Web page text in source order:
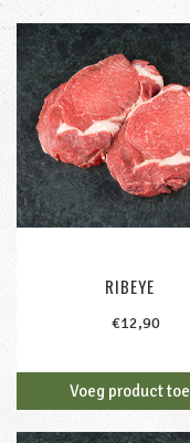
RIBEYE
€12,90
Voeg product toe